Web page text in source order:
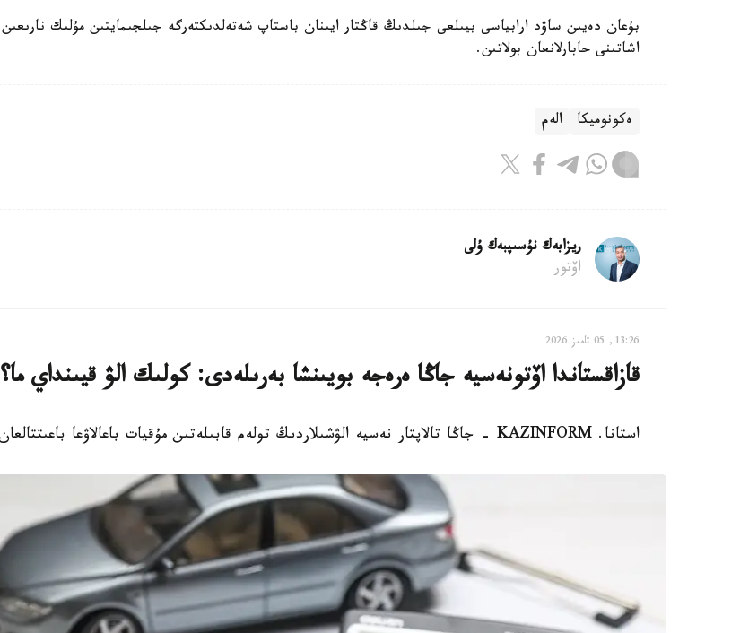
بۇعان دەيىن ساۋد ارابياسى بيىلعى جىلدىڭ قاڭتار ايىنان باستاپ شەتەلدىكتەرگە جىلجىمايتىن مۇلىك نارىعىن
اشاتىنى حابارلانعان بولاتىن.
ەكونوميكا الەم
ريزابەك نۇسىپبەك ۇلى
اۆتور
13:26, 05 تامىز 2026
قازاقستاندا اۆتونەسيە جاڭا ەرەجە بويىنشا بەرىلەدى: كولىك الۋ قيىنداي ما؟
استانا. KAZINFORM - جاڭا تالاپتار نەسيە الۋشىلاردىڭ تولەم قابىلەتىن مۇقيات باعالاۋعا باعىتتالعان.